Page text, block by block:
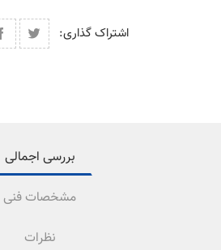
اشتراک گذاری:
بررسی اجمالی
مشخصات فنی
نظرات